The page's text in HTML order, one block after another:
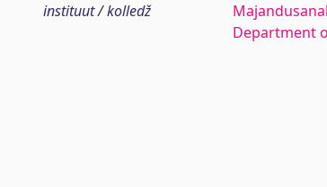
instituut / kolledž
Department